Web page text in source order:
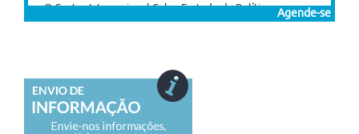
O Centro Internacional Celso Furtado de Políticas para o
Desenvolvimento (CICEF) promove o VII Congresso...
(Intercom 2026)
O 49.º Congresso Brasileiro de Ciências da Comunicação
(Intercom 2026) está com inscrições abertas para...
10/08/2026
- 05/09/2026
Agende-se